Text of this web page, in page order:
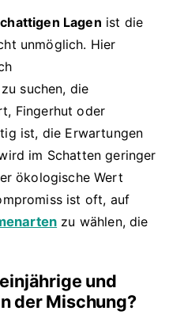
Lagen ist die
unmöglich. Hier
suchen, die
Fingerhut oder
ist, die Erwartungen
im Schatten geringer
ökologische Wert
ist oft, auf
zu wählen, die
und
der Mischung?